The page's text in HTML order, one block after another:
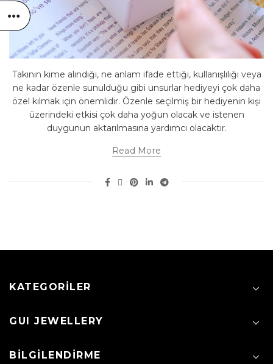
Takının kime alındığı, ne anlam ifade ettiği, kullanışlılığı veya
ne kadar özenle sunulduğu gibi unsurlar hediyeyi çok daha
özel kılmak için önemlidir. Özenle seçilmiş bir hediyenin kişi
üzerindeki etkisi çok daha yoğun olacak ve istenen
duygunun aktarılmasına yardımcı olacaktır.
Read More
KATEGORILER
GUI JEWELLERY
BILGILENDIRME